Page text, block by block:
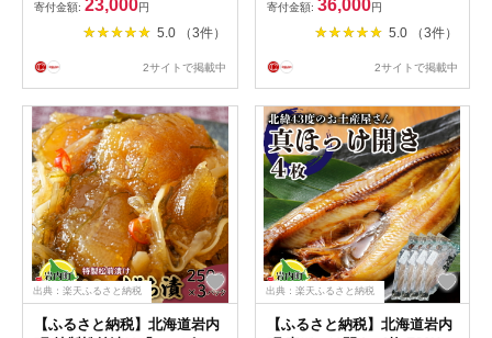
寄付金額: 23,000円
5.0 （3件）
2サイトで掲載中
a008/015-a009】
寄付金額: 36,000円
5.0 （3件）
2サイトで掲載中
出典：楽天ふるさと納税
【ふるさと納税】北海道岩内
出典：楽天ふるさと納税
【ふるさと納税】北海道岩内